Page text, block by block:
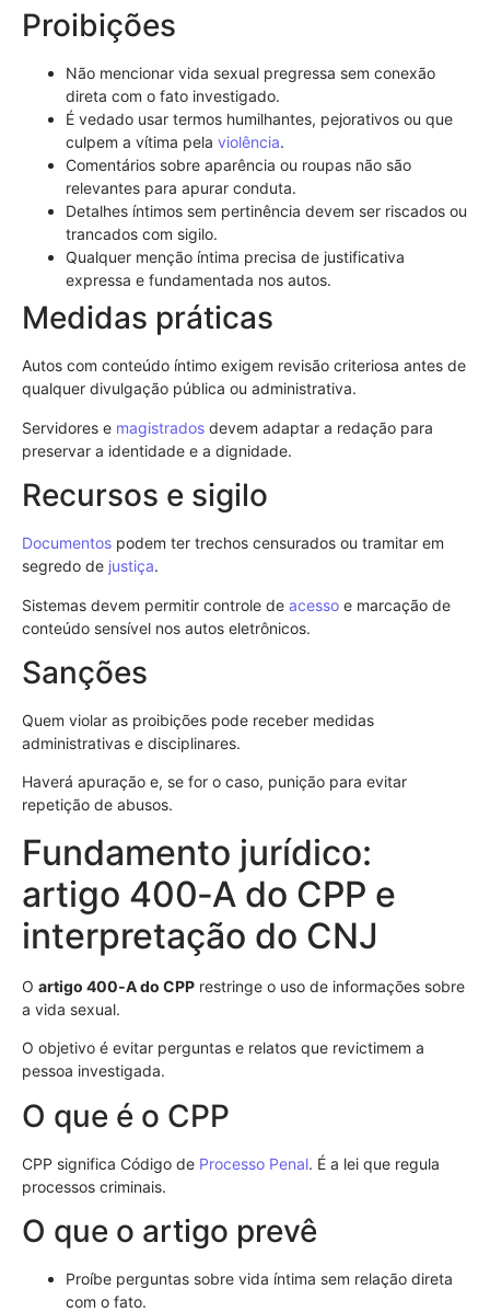
Proibições
Não mencionar vida sexual pregressa sem conexão
direta com o fato investigado.
É vedado usar termos humilhantes, pejorativos ou que
culpem a vítima pela violência.
Comentários sobre aparência ou roupas não são
relevantes para apurar conduta.
Detalhes íntimos sem pertinência devem ser riscados ou
trancados com sigilo.
Qualquer menção íntima precisa de justificativa
expressa e fundamentada nos autos.
Medidas práticas
Autos com conteúdo íntimo exigem revisão criteriosa antes de
qualquer divulgação pública ou administrativa.
Servidores e magistrados devem adaptar a redação para
preservar a identidade e a dignidade.
Recursos e sigilo
Documentos podem ter trechos censurados ou tramitar em
segredo de justiça.
Sistemas devem permitir controle de acesso e marcação de
conteúdo sensível nos autos eletrônicos.
Sanções
Quem violar as proibições pode receber medidas
administrativas e disciplinares.
Haverá apuração e, se for o caso, punição para evitar
repetição de abusos.
Fundamento jurídico:
artigo 400‑A do CPP e
interpretação do CNJ
O artigo 400‑A do CPP restringe o uso de informações sobre
a vida sexual.
O objetivo é evitar perguntas e relatos que revictimem a
pessoa investigada.
O que é o CPP
CPP significa Código de Processo Penal. É a lei que regula
processos criminais.
O que o artigo prevê
Proíbe perguntas sobre vida íntima sem relação direta
com o fato.